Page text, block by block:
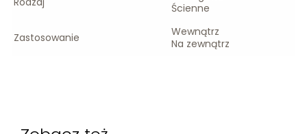
Ścienne
Zastosowanie
Wewnątrz
Na zewnątrz